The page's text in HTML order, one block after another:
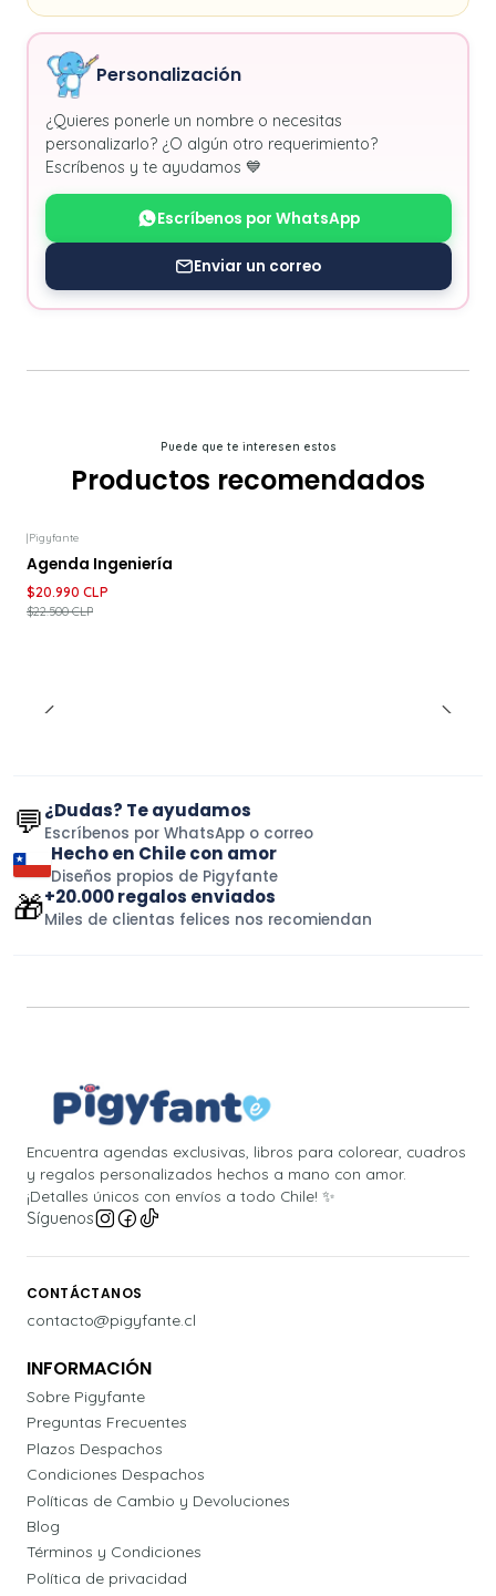
Personalización
¿Quieres ponerle un nombre o necesitas
personalizarlo? ¿O algún otro requerimiento?
Escríbenos y te ayudamos 💙
Escríbenos por WhatsApp
Enviar un correo
Puede que te interesen estos
Productos recomendados
DESCUENTO
|Pigyfante
Agenda Ingeniería
$20.990 CLP
$22.500 CLP
💬¿Dudas? Te ayudamos
Escríbenos por WhatsApp o correo
Hecho en Chile con amor
Diseños propios de Pigyfante
🎁+20.000 regalos enviados
Miles de clientas felices nos recomiendan
Encuentra agendas exclusivas, libros para colorear, cuadros
y regalos personalizados hechos a mano con amor.
¡Detalles únicos con envíos a todo Chile! ✨
Síguenos
CONTÁCTANOS
contacto@pigyfante.cl
INFORMACIÓN
Sobre Pigyfante
Preguntas Frecuentes
Plazos Despachos
Condiciones Despachos
Políticas de Cambio y Devoluciones
Blog
Términos y Condiciones
Política de privacidad